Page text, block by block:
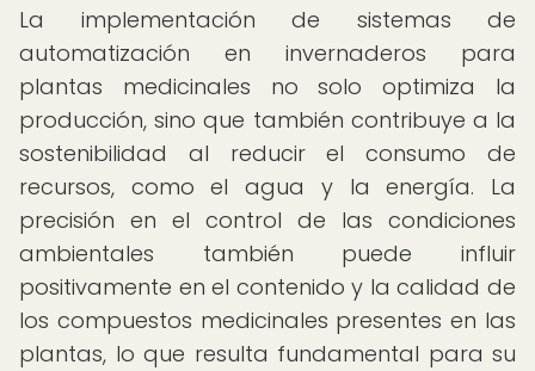
La implementación de sistemas de
automatización en invernaderos para
plantas medicinales no solo optimiza la
producción, sino que también contribuye a la
sostenibilidad al reducir el consumo de
recursos, como el agua y la energía. La
precisión en el control de las condiciones
ambientales también puede influir
positivamente en el contenido y la calidad de
los compuestos medicinales presentes en las
plantas, lo que resulta fundamental para su